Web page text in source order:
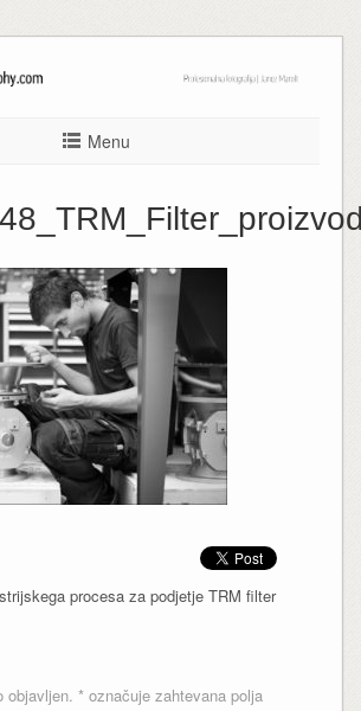
Menu
procesa za podjetje TRM filter
objavljen. *označuje zahtevana polja